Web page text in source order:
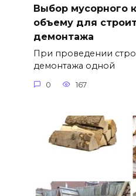
Выбор мусорного
объему для
демонтажа
При проведении
демонтажа одной
0 167